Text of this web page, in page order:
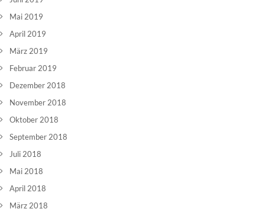
Mai 2019
April 2019
März 2019
Februar 2019
Dezember 2018
November 2018
Oktober 2018
September 2018
Juli 2018
Mai 2018
April 2018
März 2018